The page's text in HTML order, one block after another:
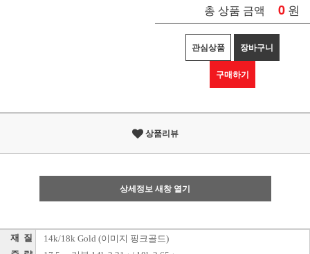
총 상품 금액 0 원
관심상품 장바구니
구매하기
상품리뷰
상세정보 새창 열기
재 질 14k/18k Gold (이미지 핑크골드)